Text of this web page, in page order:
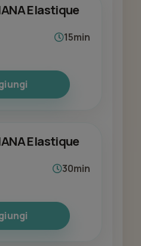
Elastique
15min
Elastique
30min